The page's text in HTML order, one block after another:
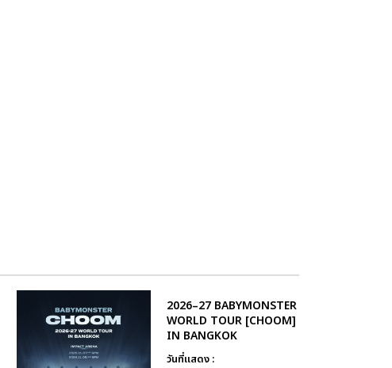
2026–27 BABYMONSTER
WORLD TOUR [CHOOM]
IN BANGKOK
วันที่แสดง :